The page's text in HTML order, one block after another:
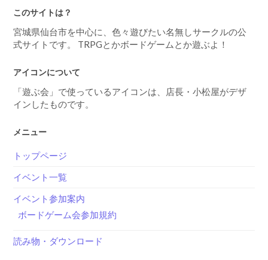
このサイトは？
宮城県仙台市を中心に、色々遊びたい名無しサークルの公
式サイトです。 TRPGとかボードゲームとか遊ぶよ！
アイコンについて
「遊ぶ会」で使っているアイコンは、店長・小松屋がデザ
インしたものです。
メニュー
トップページ
イベント一覧
イベント参加案内
ボードゲーム会参加規約
読み物・ダウンロード